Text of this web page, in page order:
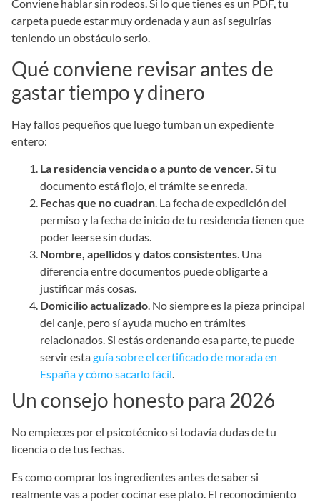
Conviene hablar sin rodeos. Si lo que tienes es un PDF, tu
carpeta puede estar muy ordenada y aun así seguirías
teniendo un obstáculo serio.
Qué conviene revisar antes de
gastar tiempo y dinero
Hay fallos pequeños que luego tumban un expediente
entero:
La residencia vencida o a punto de vencer. Si tu
documento está flojo, el trámite se enreda.
Fechas que no cuadran. La fecha de expedición del
permiso y la fecha de inicio de tu residencia tienen que
poder leerse sin dudas.
Nombre, apellidos y datos consistentes. Una
diferencia entre documentos puede obligarte a
justificar más cosas.
Domicilio actualizado. No siempre es la pieza principal
del canje, pero sí ayuda mucho en trámites
relacionados. Si estás ordenando esa parte, te puede
servir estaguía sobre el certificado de morada en
España y cómo sacarlo fácil.
Un consejo honesto para 2026
No empieces por el psicotécnico si todavía dudas de tu
licencia o de tus fechas.
Es como comprar los ingredientes antes de saber si
realmente vas a poder cocinar ese plato. El reconocimiento